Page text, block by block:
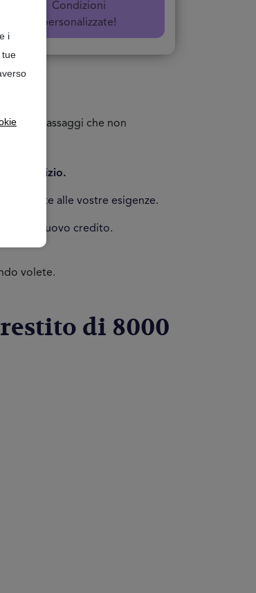
i
Condizioni
personalizzate!
3 passaggi che non
creditizio.
adatte alle vostre esigenze.
vostro nuovo credito.
volete.
di 8000